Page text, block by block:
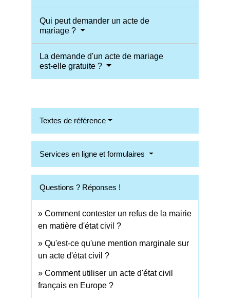
Qui peut demander un acte de
mariage ?
La demande d'un acte de mariage
est-elle gratuite ?
Textes de référence
Services en ligne et formulaires
Questions ? Réponses !
Comment contester un refus de la mairie
en matière d'état civil ?
Qu'est-ce qu'une mention marginale sur
un acte d'état civil ?
Comment utiliser un acte d'état civil
français en Europe ?